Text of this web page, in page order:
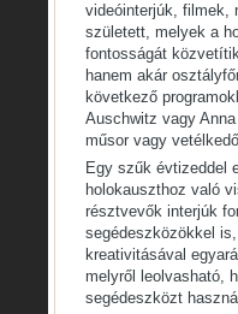
videóinterjúk, filmek,
született, melyek a
fontosságát
hanem akár
következő
Auschwitz vagy
műsor vagy
Egy szűk évtizeddel
holokauszthoz való
résztvevők interjúk
segédeszközökkel
kreativitásával
melyről leolvasható,
segédeszközt